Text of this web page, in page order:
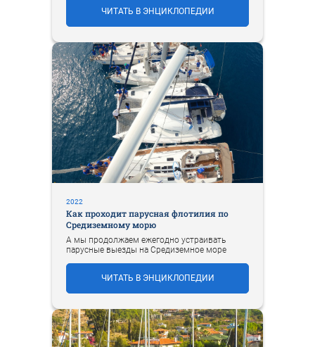
ЧИТАТЬ В ЭНЦИКЛОПЕДИИ
2022
Как проходит парусная флотилия по
Средиземному морю
А мы продолжаем ежегодно устраивать
парусные выезды на Средиземное море
ЧИТАТЬ В ЭНЦИКЛОПЕДИИ